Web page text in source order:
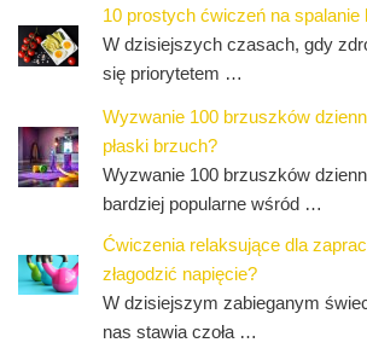
10 prostych ćwiczeń na spalanie
W dzisiejszych czasach, gdy
się priorytetem …
Wyzwanie 100 brzuszków
płaski brzuch?
Wyzwanie 100 brzuszków
bardziej popularne wśród …
Ćwiczenia relaksujące dla
złagodzić napięcie?
W dzisiejszym zabieganym
nas stawia czoła …